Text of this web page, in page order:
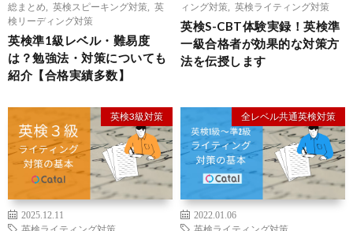
総まとめ
英検スピーキング対策
英
検リーディング対策
英検準1級レベル・難易度
は？勉強法・対策についても
紹介【合格実績多数】
ィング対策
英検ライティング対策
英検S-CBT体験実録！英検準
一級合格者が効果的な対策方
法を伝授します
英検3級対策
2025.12.11
英検ライティング対策
全レベル共通英検対策
2022.01.06
英検ライティング対策